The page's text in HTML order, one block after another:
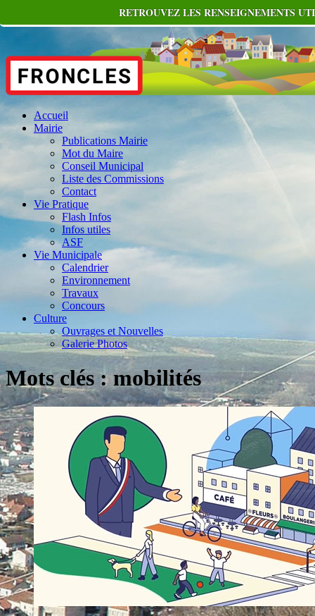
Accueil
Mairie
Publications Mairie
Mot du Maire
Conseil Municipal
Liste des Commissions
Contact
Vie Pratique
Flash Infos
Infos utiles
ASF
Vie Municipale
Calendrier
Environnement
Travaux
Concours
Culture
Ouvrages et Nouvelles
Galerie Photos
Mots clés : mobilités
RETROUVEZ LES RENSEIGNEMENTS